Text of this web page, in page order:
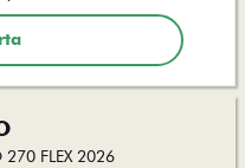
270 FLEX 2026